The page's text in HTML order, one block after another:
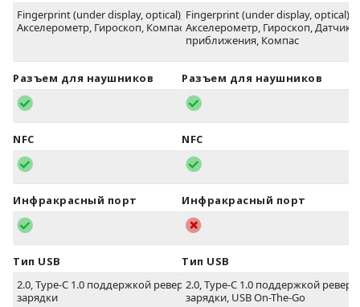
Fingerprint (under display, optical),
Акселерометр, Гироскоп, Компас
Разъем для наушников
NFC
Инфракрасный порт
Тип USB
2.0, Type-C 1.0 поддержкой реверсивной
зарядки
Fingerprint (under display, optical),
Акселерометр, Гироскоп, Датчик
приближения, Компас
Разъем для наушников
NFC
Инфракрасный порт
Тип USB
2.0, Type-C 1.0 поддержкой
зарядки, USB On-The-Go